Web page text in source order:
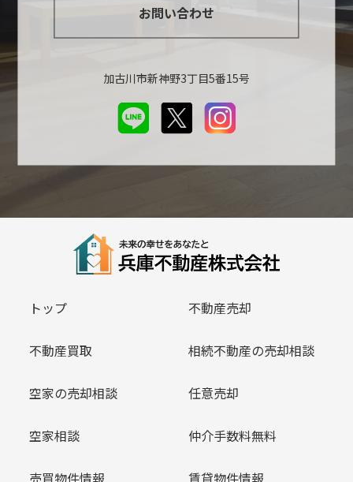
お問い合わせ
加古川市新神野3丁目5番15号
トップ 不動産売却
不動産買取 相続不動産の売却相談
空家の売却相談 任意売却
空家相談 仲介手数料無料
売買物件情報 賃貸物件情報